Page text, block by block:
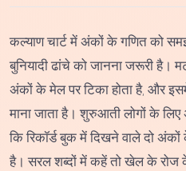
कल्याण चार्ट में अंकों के गणित को
बुनियादी ढांचे को जानना जरूरी है।
अंकों के मेल पर टिका होता है, और
माना जाता है। शुरुआती लोगों के
कि रिकॉर्ड बुक में दिखने वाले दो
है। सरल शब्दों में कहें तो खेल के रोज